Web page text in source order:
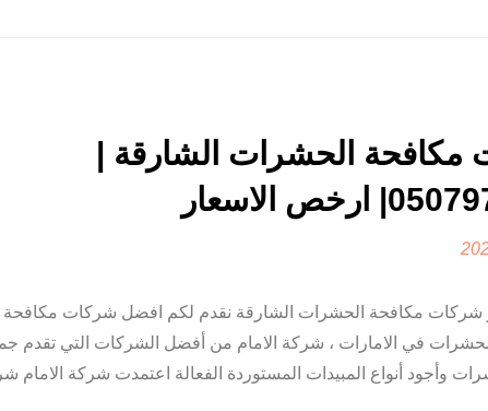
مكافحة الحشرات الشارقة |
الاسعار
الشارقة | 0507978175| ارخص الاسعار شركات مكافحة الحشرات الشارقة نقدم لكم افضل شركات
في الامارات ، شركة الامام من أفضل الشركات التي تقدم
وأجود أنواع المبيدات المستوردة الفعالة اعتمدت شركة الامام